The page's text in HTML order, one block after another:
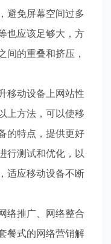
避免屏幕空间过多
也应该足够大，方
间的重叠和挤压，
移动设备上网站性
上方法，可以使移
的特点，提供更好
行测试和优化，以
适应移动设备不断
络推广、网络整合
餐式的网络营销解